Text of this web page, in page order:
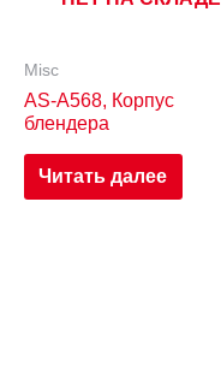
Misc
AS-A568, Корпус
блендера
Читать далее